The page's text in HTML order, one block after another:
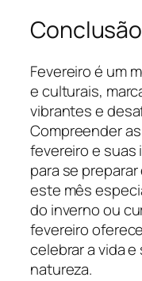
Conclusão
Fevereiro é um
e culturais,
vibrantes e
Compreender
fevereiro e suas
para se
este mês
do inverno ou
fevereiro
celebrar a vida
natureza.